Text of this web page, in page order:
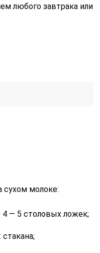
любого завтрака или
сухом молоке:
— 5 столовых ложек;
стакана;